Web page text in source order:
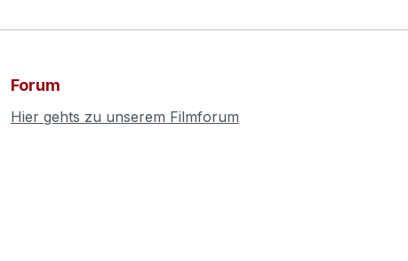
Forum
Hier gehts zu unserem Filmforum